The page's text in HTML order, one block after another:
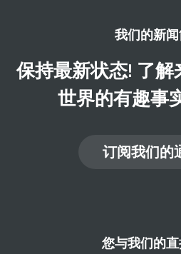
我们的新
保持最新状态! 了
世界的有趣事
订阅我们的
您与我们的